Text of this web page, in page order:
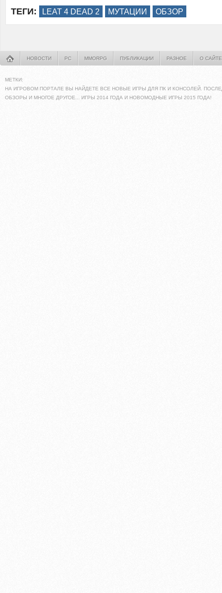
ТЕГИ: LEAT 4 DEAD 2 МУТАЦИИ ОБЗОР
НОВОСТИ PC MMORPG ПУБЛИКАЦИИ РАЗНОЕ О САЙТЕ
МЕТКИ:
НА ИГРОВОМ ПОРТАЛЕ ВЫ НАЙДЕТЕ ВСЕ НОВЫЕ ИГРЫ ДЛЯ ПК И КОНСОЛЕЙ.
ОБЗОРЫ И МНОГОЕ ДРУГОЕ... ИГРЫ 2014 ГОДА И НОВОМОДНЫЕ ИГРЫ 2015 ГОДА!